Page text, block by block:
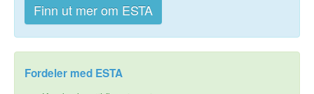
Finn ut mer om ESTA
Fordeler med ESTA